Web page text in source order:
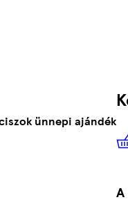
ünnepi ajándék